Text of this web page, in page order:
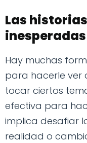
Las
Hay muchas
para hacerle ver
tocar ciertos
efectiva para
implica desafiar
realidad o